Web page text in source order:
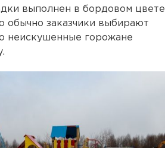
выполнен в бордовом цвете
обычно заказчики выбирают
неискушенные горожане